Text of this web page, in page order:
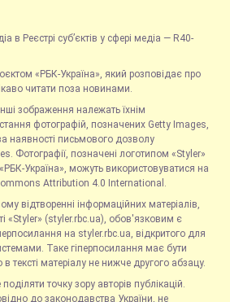
в Реєстрі суб’єктів у сфері медіа — R40-
«РБК-Україна», який розповідає про
читати поза новинами.
зображення належать їхнім
фотографій, позначених Getty Images,
наявності письмового дозволу
Фотографії, позначені логотипом «Styler»
Україна», можуть використовуватися на
Attribution 4.0 International.
відтворенні інформаційних матеріалів,
«Styler» (styler.rbc.ua), обов'язковим є
на styler.rbc.ua, відкритого для
Таке гіперпосилання має бути
тексті матеріалу не нижче другого абзацу.
точку зору авторів публікацій.
до законодавства України, не